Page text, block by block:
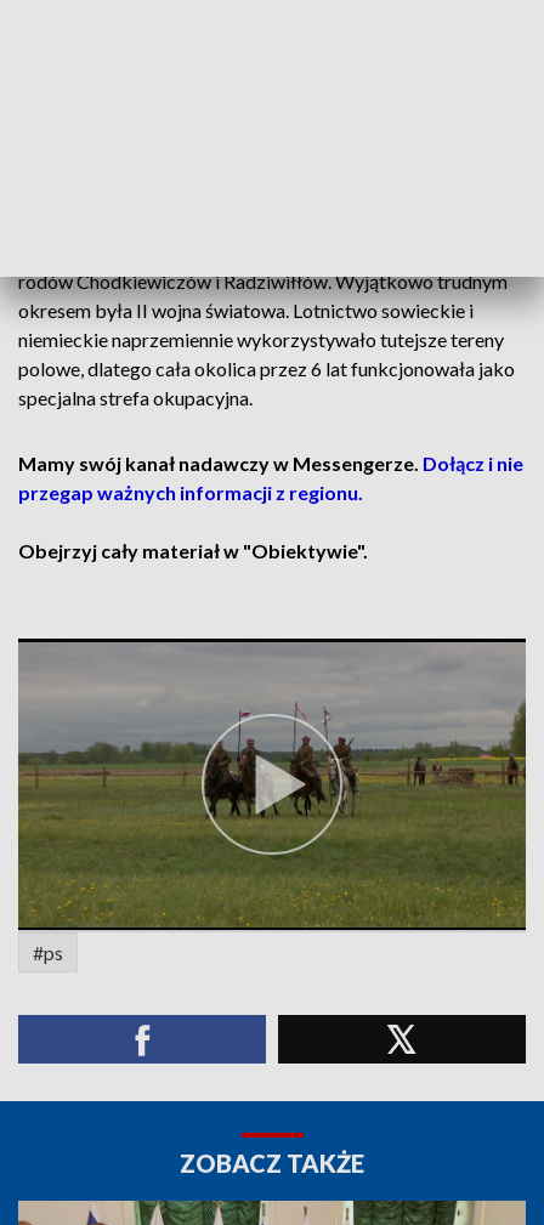
rodów Chodkiewiczów i Radziwiłłów. Wyjątkowo trudnym
okresem była II wojna światowa. Lotnictwo sowieckie i
niemieckie naprzemiennie wykorzystywało tutejsze tereny
polowe, dlatego cała okolica przez 6 lat funkcjonowała jako
specjalna strefa okupacyjna.
Mamy swój kanał nadawczy w Messengerze. Dołącz i nie
przegap ważnych informacji z regionu.
Obejrzyj cały materiał w "Obiektywie".
#ps
ZOBACZ TAKŻE